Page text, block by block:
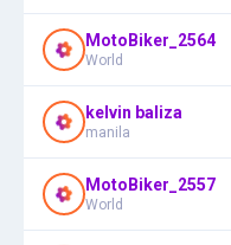
MotoBiker_2564
World
kelvin baliza
manila
MotoBiker_2557
World